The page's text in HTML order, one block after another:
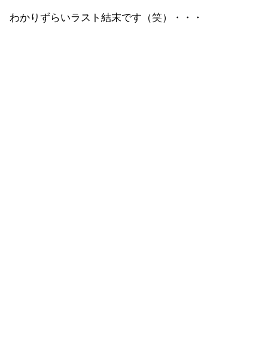
わかりずらいラスト結末です（笑）・・・